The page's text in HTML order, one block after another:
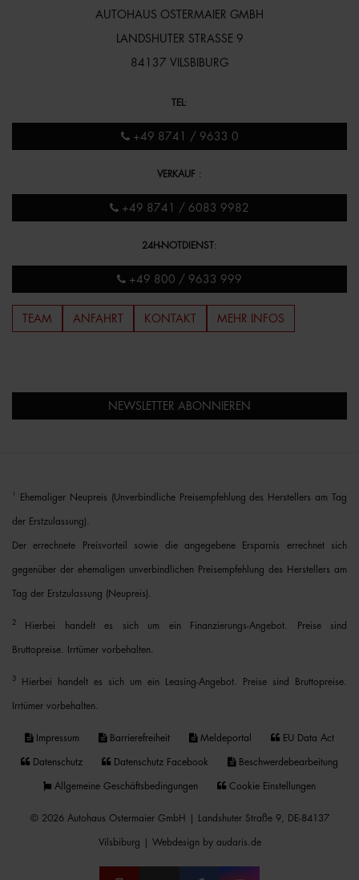
AUTOHAUS OSTERMAIER GMBH
LANDSHUTER STRASSE 9
84137 VILSBIBURG
TEL :
+49 8741 / 9633 0
VERKAUF :
+49 8741 / 6083 9982
24H-NOTDIENST:
+49 800 / 9633 999
TEAM ANFAHRT KONTAKT MEHR INFOS
NEWSLETTER ABONNIEREN
Ehemaliger Neupreis (Unverbindliche Preisempfehlung des Herstellers am Tag
der Erstzulassung).
Der errechnete Preisvorteil sowie die angegebene Ersparnis errechnet sich
gegenüber der ehemaligen unverbindlichen Preisempfehlung des Herstellers am
Tag der Erstzulassung (Neupreis).
2 Hierbei handelt es sich um ein Finanzierungs-Angebot. Preise sind
Bruttopreise. Irrtümer vorbehalten.
3 Hierbei handelt es sich um ein Leasing-Angebot. Preise sind Bruttopreise.
Irrtümer vorbehalten.
Impressum Barrierefreiheit Meldeportal EU Data Act
Datenschutz Datenschutz Facebook Beschwerdebearbeitung
Allgemeine Geschäftsbedingungen Cookie Einstellungen
© 2026 Autohaus Ostermaier GmbH | Landshuter Straße 9, DE-84137
Vilsbiburg | Webdesign by audaris.de